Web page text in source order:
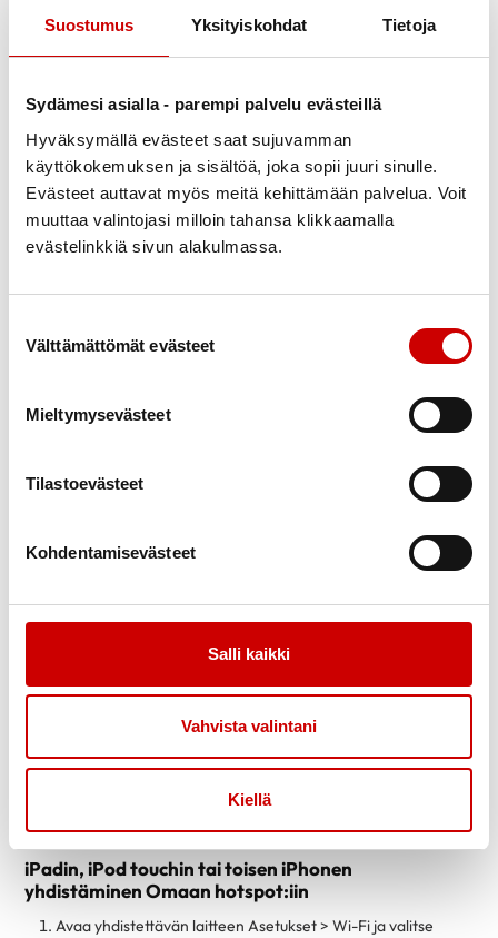
Suostumus Yksityiskohdat Tietoja
Sydämesi asialla - parempi palvelu evästeillä
Hyväksymällä evästeet saat sujuvamman
käyttökokemuksen ja sisältöä, joka sopii juuri sinulle.
Evästeet auttavat myös meitä kehittämään palvelua. Voit
muuttaa valintojasi milloin tahansa klikkaamalla
evästelinkkiä sivun alakulmassa.
Välttämättömät evästeet
Mieltymysevästeet
Tilastoevästeet
Kohdentamisevästeet
Salli kaikki
Vahvista valintani
Kiellä
Yleiset > Tietoja > Nimi.
Oman hotspotin Wi-Fi-salasanan nimeäminen: Asetukset >
katkaiseminen: Asetukset > Mobiilidata > Oma hotspot ja sulje
täppäämällä ”Salli muiden liittyä”, jolloin yhteys muuttuu vihreästä
harmaaksi jakamisen loppumisen merkiksi.
iPhone:n hotspotin jakaminen
Tietokoneen yhdistäminen puhelimen verkkoon
Kun klikkaat tietokoneen alapalkin Wi-Fi-kuvaketta (maapallo),
iPadin, iPod touchin tai toisen iPhonen
yhdistäminen Omaan hotspot:iin
Avaa yhdistettävän laitteen Asetukset > Wi-Fi ja valitse